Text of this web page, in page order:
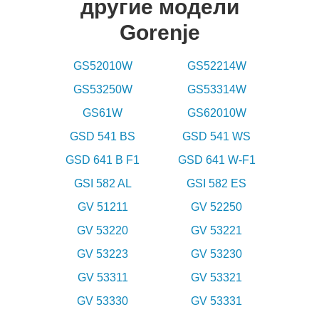
другие модели
Gorenje
GS52010W
GS52214W
GS53250W
GS53314W
GS61W
GS62010W
GSD 541 BS
GSD 541 WS
GSD 641 B F1
GSD 641 W-F1
GSI 582 AL
GSI 582 ES
GV 51211
GV 52250
GV 53220
GV 53221
GV 53223
GV 53230
GV 53311
GV 53321
GV 53330
GV 53331